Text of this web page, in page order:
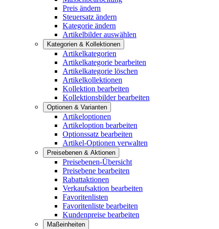
Preis ändern
Steuersatz ändern
Kategorie ändern
Artikelbilder auswählen
Kategorien & Kollektionen
Artikelkategorien
Artikelkategorie bearbeiten
Artikelkategorie löschen
Artikelkollektionen
Kollektion bearbeiten
Kollektionsbilder bearbeiten
Optionen & Varianten
Artikeloptionen
Artikeloption bearbeiten
Optionssatz bearbeiten
Artikel-Optionen verwalten
Preisebenen & Aktionen
Preisebenen-Übersicht
Preisebene bearbeiten
Rabattaktionen
Verkaufsaktion bearbeiten
Favoritenlisten
Favoritenliste bearbeiten
Kundenpreise bearbeiten
Maßeinheiten